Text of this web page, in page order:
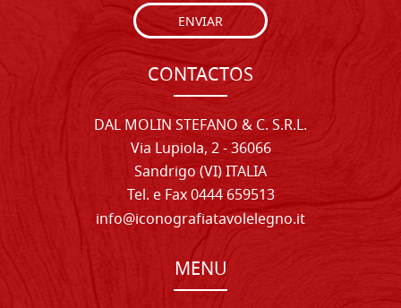
ENVIAR
CONTACTOS
DAL MOLIN STEFANO & C. S.R.L.
Via Lupiola, 2 - 36066
Sandrigo (VI) ITALIA
Tel. e Fax 0444 659513
info@iconografiatavolelegno.it
MENU